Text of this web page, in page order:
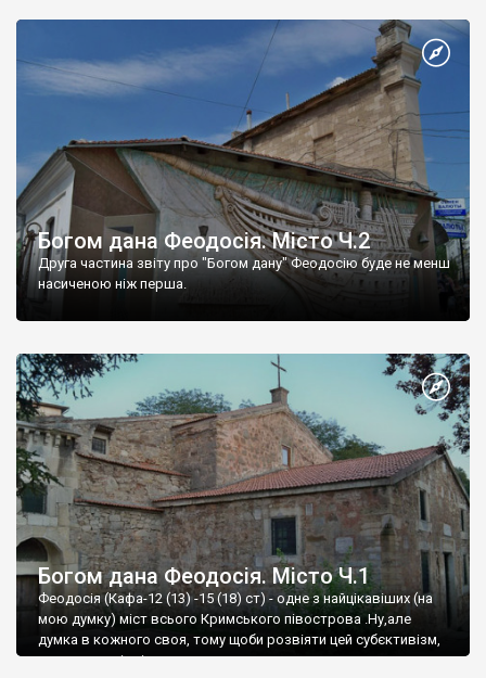
Богом дана Феодосія. Місто Ч.2
Друга частина звіту про "Богом дану" Феодосію буде не менш
насиченою ніж перша.
Богом дана Феодосія. Місто Ч.1
Феодосія (Кафа-12 (13) -15 (18) ст) - одне з найцікавіших (на
мою думку) міст всього Кримського півострова .Ну,але
думка в кожного своя, тому щоби розвіяти цей субєктивізм,
запрошую відвідати це